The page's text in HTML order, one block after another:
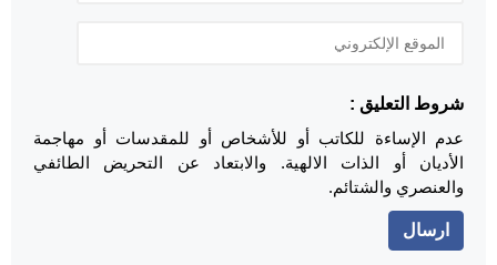
شروط التعليق :
عدم الإساءة للكاتب أو للأشخاص أو للمقدسات أو مهاجمة
الأديان أو الذات الالهية. والابتعاد عن التحريض الطائفي
والعنصري والشتائم.